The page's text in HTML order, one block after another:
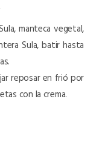
manteca vegetal,
Sula, batir hasta
reposar en frió por
con la crema.